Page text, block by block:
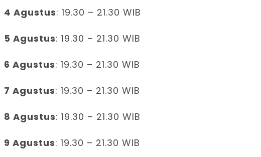
4 Agustus: 19.30 – 21.30 WIB
5 Agustus: 19.30 – 21.30 WIB
6 Agustus: 19.30 – 21.30 WIB
7 Agustus: 19.30 – 21.30 WIB
8 Agustus: 19.30 – 21.30 WIB
9 Agustus: 19.30 – 21.30 WIB